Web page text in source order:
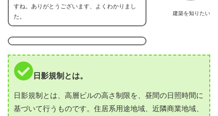
建築を知りたい
すね。ありがとうございます、よくわかりまし
た。
日影規制とは。
日影規制とは、高層ビルの高さ制限を、昼間の日照時間に
基づいて行うものです。住居系用途地域、近隣商業地域、